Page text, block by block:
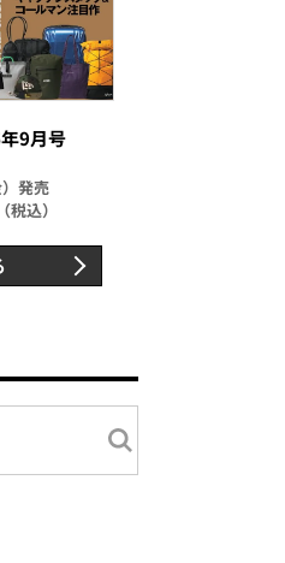
9月号
発売
込）